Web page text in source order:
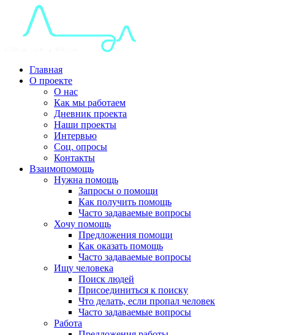
Главная
О проекте
О нас
Как мы работаем
Дневник проекта
Наши проекты
Интервью
Соц. опросы
Контакты
Взаимопомощь
Нужна помощь
Запросы о помощи
Как получить помощь
Часто задаваемые вопросы
Хочу помощь
Предложения помощи
Как оказать помощь
Часто задаваемые вопросы
Ищу человека
Поиск людей
Присоединиться к поиску
Что делать, если пропал человек
Часто задаваемые вопросы
Работа